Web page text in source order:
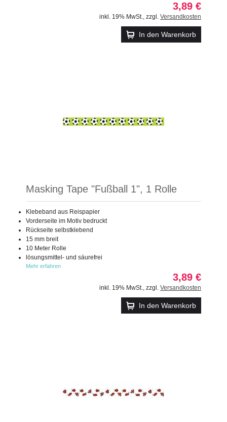
3,89 €
inkl. 19% MwSt. zzgl. Versandkosten
In den Warenkorb
Masking Tape "Fußball 1", 1 Rolle
Klebeband aus Reispapier
Vorderseite im Motiv bedruckt
Rückseite selbstklebend
15 mm breit
10 Meter Rolle
lösungsmittel- und säurefrei
Mehr erfahren
3,89 €
inkl. 19% MwSt. zzgl. Versandkosten
In den Warenkorb